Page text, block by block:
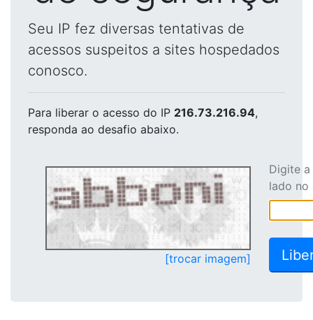
Seu IP fez diversas tentativas de
acessos suspeitos a sites hospedados
conosco.
Para liberar o acesso do IP 216.73.216.94,
responda ao desafio abaixo.
[trocar imagem]
Digite
lado no